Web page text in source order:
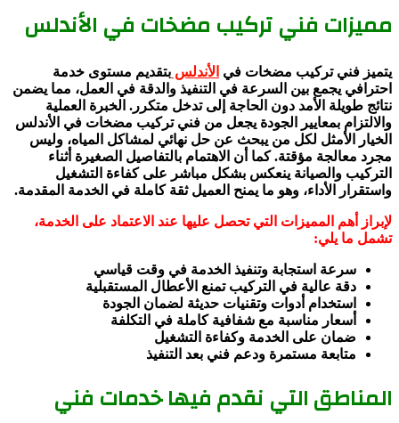
مميزات فني تركيب مضخات في الأندلس
يتميز فني تركيب مضخات في الأندلس بتقديم مستوى خدمة
احترافي يجمع بين السرعة في التنفيذ والدقة في العمل، مما يضمن
نتائج طويلة الأمد دون الحاجة إلى تدخل متكرر. الخبرة العملية
والالتزام بمعايير الجودة يجعل من فني تركيب مضخات في الأندلس
الخيار الأمثل لكل من يبحث عن حل نهائي لمشاكل المياه، وليس
مجرد معالجة مؤقتة. كما أن الاهتمام بالتفاصيل الصغيرة أثناء
التركيب والصيانة ينعكس بشكل مباشر على كفاءة التشغيل
واستقرار الأداء، وهو ما يمنح العميل ثقة كاملة في الخدمة المقدمة.
لإبراز أهم المميزات التي تحصل عليها عند الاعتماد على الخدمة،
تشمل ما يلي:
سرعة استجابة وتنفيذ الخدمة في وقت قياسي
دقة عالية في التركيب تمنع الأعطال المستقبلية
استخدام أدوات وتقنيات حديثة لضمان الجودة
أسعار مناسبة مع شفافية كاملة في التكلفة
ضمان على الخدمة وكفاءة التشغيل
متابعة مستمرة ودعم فني بعد التنفيذ
المناطق التي نقدم فيها خدمات فني